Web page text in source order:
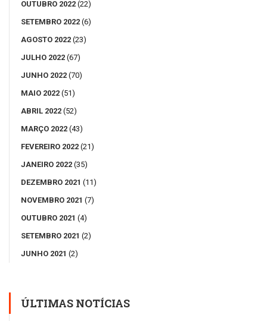
OUTUBRO 2022 (22)
SETEMBRO 2022 (6)
AGOSTO 2022 (23)
JULHO 2022 (67)
JUNHO 2022 (70)
MAIO 2022 (51)
ABRIL 2022 (52)
MARÇO 2022 (43)
FEVEREIRO 2022 (21)
JANEIRO 2022 (35)
DEZEMBRO 2021 (11)
NOVEMBRO 2021 (7)
OUTUBRO 2021 (4)
SETEMBRO 2021 (2)
JUNHO 2021 (2)
ÚLTIMAS NOTÍCIAS